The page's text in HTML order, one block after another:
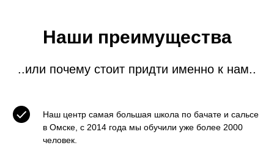
Наши преимущества
..или почему стоит придти именно к нам..
Наш центр самая большая школа по бачате и сальсе
в Омске, с 2014 года мы обучили уже более 2000
человек.